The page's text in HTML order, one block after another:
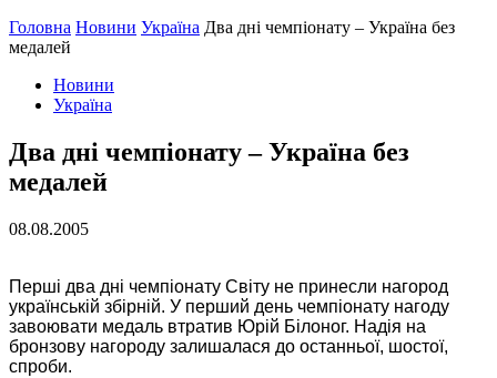
Головна Новини Україна Два днi чемпiонату – Україна без
медалей
Новини
Україна
Два днi чемпiонату – Україна без
медалей
08.08.2005
Першi два днi чемпiонату Свiту не принесли нагород
українськiй збiрнiй. У перший день чемпiонату нагоду
завоювати медаль втратив Юрiй Бiлоног. Надiя на
бронзову нагороду залишалася до останньої, шостої,
спроби.